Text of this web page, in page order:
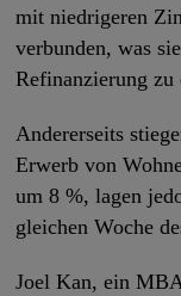
mit niedrigeren
verbunden, was
Refinanzierung zu
Andererseits
Erwerb von
um 8 %, lagen
gleichen Woche
Joel Kan, ein